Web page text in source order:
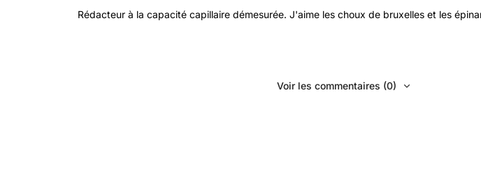
Rédacteur à la capacité capillaire démesurée. J'aime les choux de bruxelles et les
Voir les commentaires (0)